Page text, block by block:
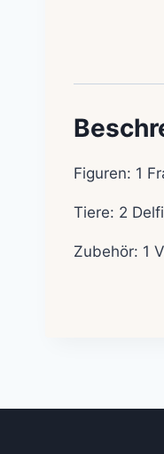
Figuren: 1
Tiere: 2
Zubehör: 1